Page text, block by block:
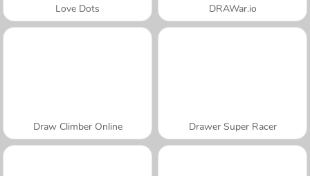
Love Dots DRAWar.io
Draw Climber Online Drawer Super Racer